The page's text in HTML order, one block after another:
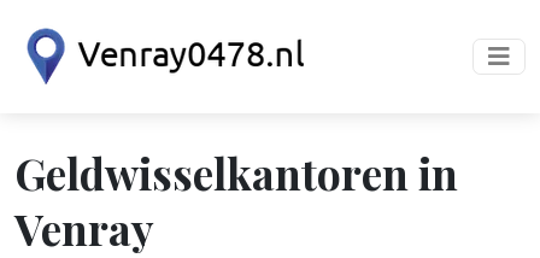
Geldwisselkantoren in
Venray